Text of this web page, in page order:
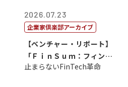
2026.07.23
企業家倶楽部アーカイブ
【ベンチャー・リポート】
「ＦｉｎＳｕｍ：フィンテ
ック・サミッ...
止まらないFinTech革命